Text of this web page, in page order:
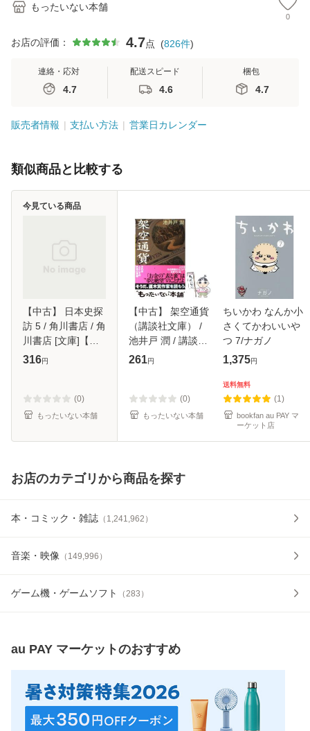
もったいない本舗
0
お店の評価： 4.7点 (826件)
連絡・応対
4.7
配送スピード
4.6
梱包
4.7
販売者情報 支払い方法 営業日カレンダー
類似商品と比較する
【中古】 日本史探
訪 5 / 角川書店 / 角
川書店 [文庫]【メ
ール便送料無料】
316円
(0)
もったいない本舗
今見ている商品
【中古】 架空通貨
（講談社文庫） /
池井戸 潤 / 講談社
[文庫]【メール便送
261円
(0)
もったいない本舗
ちいかわ なんか小
さくてかわいいや
つ 7/ナガノ
1,375円
送料無料
(1)
bookfan au PAY マ
ーケット店
お店のカテゴリから商品を探す
本・コミック・雑誌 （ 1,241,962 ）
音楽・映像 （ 149,996 ）
ゲーム機・ゲームソフト （283 ）
au PAY マーケットのおすすめ